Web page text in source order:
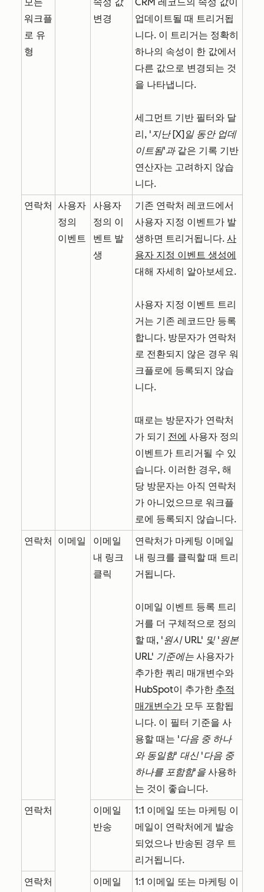
워크플
로 유
형
변경
업데이트될 때 트리거됩
니다. 이 트리거는 정확히
하나의 속성이 한 값에서
다른 값으로 변경되는 것
을 나타냅니다.
세그먼트 기반 필터와 달
리, '지난 [X]일 동안 업데
이트됨'과같은 기록 기반
연산자는 고려하지 않습
니다.
연락처
사용자
정의
이벤트
사용자
정의 이
벤트 발
생
기존 연락처 레코드에서
사용자 지정 이벤트가 발
생하면 트리거됩니다. 사
용자 지정 이벤트 생성에
대해 자세히 알아보세요.
사용자 지정 이벤트 트리
거는 기존 레코드만 등록
합니다. 방문자가 연락처
로 전환되지 않은 경우 워
크플로에 등록되지 않습
니다.
때로는 방문자가 연락처
가 되기 전에 사용자 정의
이벤트가 트리거될 수 있
습니다. 이러한 경우, 해
당 방문자는 아직 연락처
가 아니었으므로 워크플
로에 등록되지 않습니다.
연락처
이메일
이메일
내 링크
클릭
연락처가 마케팅 이메일
내 링크를 클릭할 때 트리
거됩니다.
이메일 이벤트 등록 트리
거를 더 구체적으로 정의
할 때, '원시 URL' 및 '원본
URL' 기준에는 사용자가
추가한 쿼리 매개변수와
HubSpot이 추가한 추적
매개변수가 모두 포함됩
니다. 이 필터 기준을 사
용할 때는 '다음 중 하나
와 동일함' 대신 '다음 중
하나를 포함함'을 사용하
는 것이 좋습니다.
연락처
이메일
반송
1:1 이메일 또는 마케팅 이
메일이 연락처에게 발송
되었으나 반송된 경우 트
리거됩니다.
연락처
이메일
1:1 이메일 또는 마케팅 이